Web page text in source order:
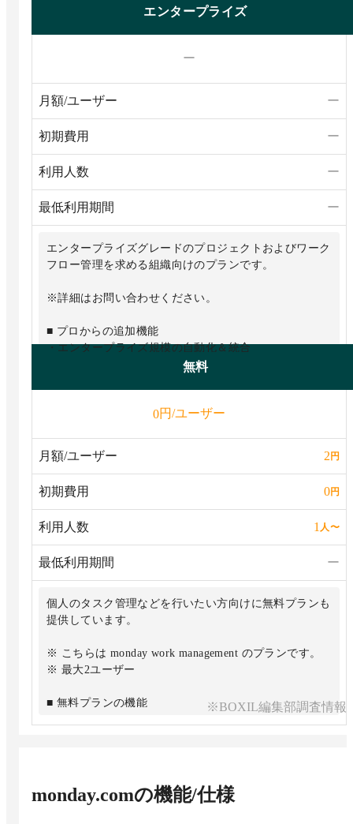
・プライベートボード
・外部連携（統合）：月25,000アクション
・20のボードの情報を元にしたダッシュボードを作成可
・100GBのファイルストレージ
エンタープライズ
ー
月額/ユーザー ー
初期費用 ー
利用人数 ー
最低利用期間 ー
エンタープライズグレードのプロジェクトおよびワーク
フロー管理を求める組織向けのプランです。
※詳細はお問い合わせください。
■ プロからの追加機能
・エンタープライズ規模の自動化＆統合
・エンタープライズグレードのセキュリティ＆ガバナン
・マルチレベルのアクセス許可
・プレミアムサポート
・50のボードの情報を元にしたダッシュボードを作成可
・1,000GBのファイルストレージ
無料
0円/ユーザー
月額/ユーザー 2円
初期費用 0円
利用人数 1人〜
最低利用期間 ー
個人のタスク管理などを行いたい方向けに無料プランも
提供しています。
※ こちらは monday work management のプランです。
※ 最大2ユーザー
■ 無料プランの機能
・iOS & Android アプリ
※BOXIL編集部調査情報
monday.comの機能/仕様